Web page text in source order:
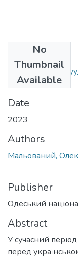
No
Thumbnail
Available
KB)
Date
2023
Authors
Мальований,
Publisher
Одеський
Abstract
У сучасний
перед